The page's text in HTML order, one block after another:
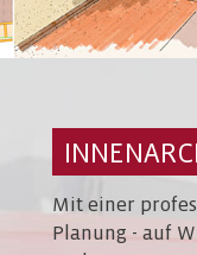
Mit einer
Planung - auf